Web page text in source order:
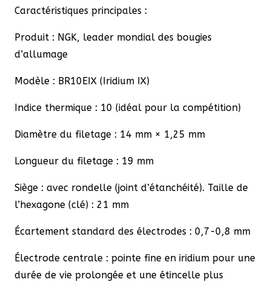
Caractéristiques principales :
Produit : NGK, leader mondial des bougies
d’allumage
Modèle : BR10EIX (Iridium IX)
Indice thermique : 10 (idéal pour la compétition)
Diamètre du filetage : 14 mm × 1,25 mm
Longueur du filetage : 19 mm
Siège : avec rondelle (joint d’étanchéité). Taille de
l’hexagone (clé) : 21 mm
Écartement standard des électrodes : 0,7-0,8 mm
Électrode centrale : pointe fine en iridium pour une
durée de vie prolongée et une étincelle plus